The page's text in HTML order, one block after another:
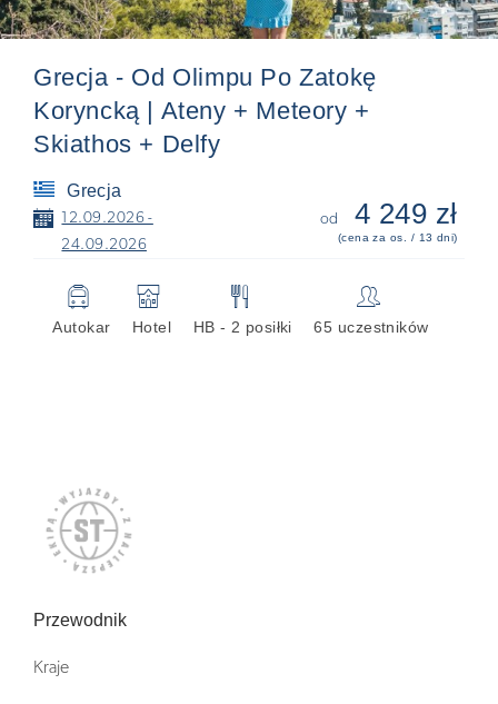
Grecja - Od Olimpu Po Zatokę
Koryncką | Ateny + Meteory +
Skiathos + Delfy
Grecja
📅 12.09.2026 -
24.09.2026
od 4 249 zł
(cena za os. / 13 dni)
🚍
Autokar
🏨
Hotel
🍴
HB - 2 posiłki
👥
65 uczestników
Przewodnik
Kraje